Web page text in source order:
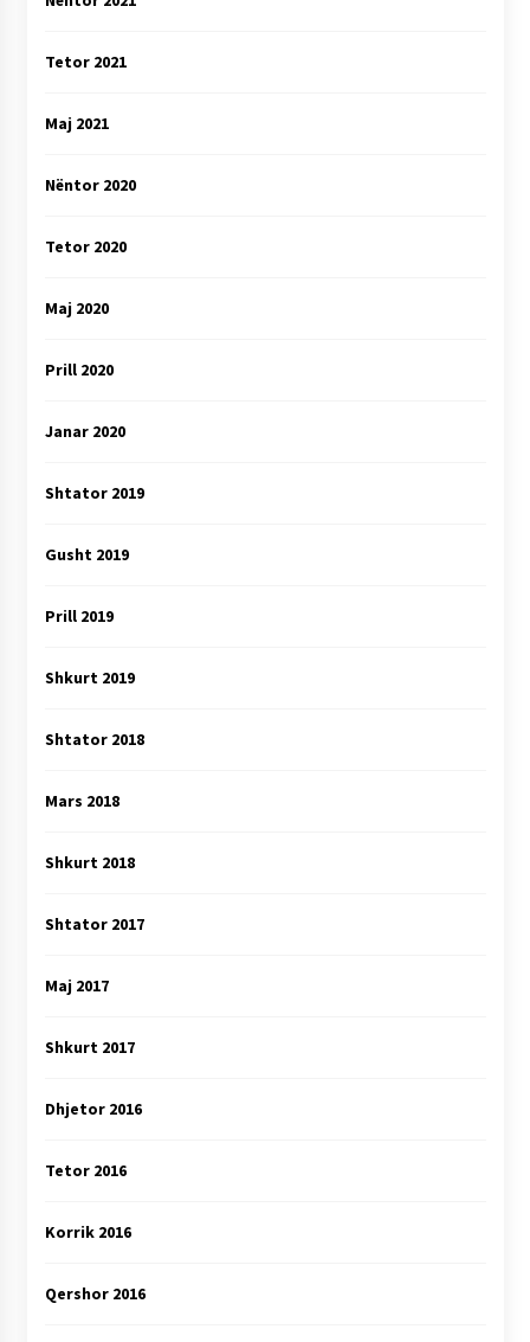
Tetor 2021
Maj 2021
Nëntor 2020
Tetor 2020
Maj 2020
Prill 2020
Janar 2020
Shtator 2019
Gusht 2019
Prill 2019
Shkurt 2019
Shtator 2018
Mars 2018
Shkurt 2018
Shtator 2017
Maj 2017
Shkurt 2017
Dhjetor 2016
Tetor 2016
Korrik 2016
Qershor 2016